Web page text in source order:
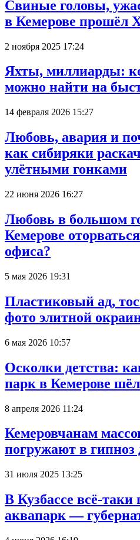
Свиные головы,
в Кемерове прошёл
2 ноября 2025 17:24
Яхты, миллиарды:
можно найти на
14 февраля 2026 15:27
Любовь, авария и
как сибиряки
улётными гонками
22 июня 2026 16:27
Любовь в большом
Кемерове
офиса?
5 мая 2026 19:31
Пластиковый ад,
фото элитной
6 мая 2026 10:57
Осколки детства:
парк в Кемерове
8 апреля 2026 11:24
Кемеровчанам
погружают в гипноз
31 июля 2025 13:25
В Кузбассе всё-таки
аквапарк —